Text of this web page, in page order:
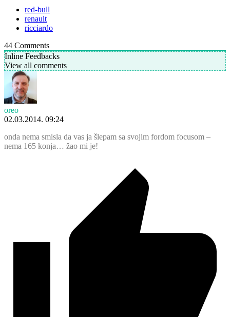
red-bull
renault
ricciardo
44 Comments
Inline Feedbacks
View all comments
oreo
02.03.2014. 09:24
onda nema smisla da vas ja šlepam sa svojim fordom focusom –
nema 165 konja… žao mi je!